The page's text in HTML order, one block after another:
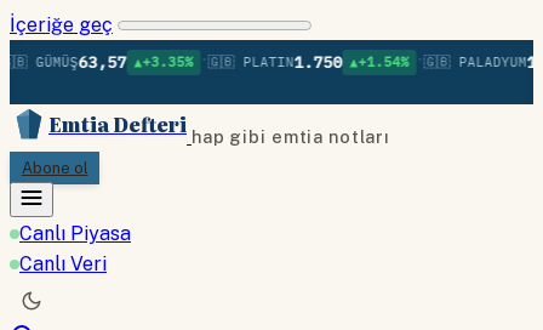
İçeriğe geç
GÜMÜŞ63,57 ▲+3.35% •🇬🇧 PLATIN1.750 ▲+1.54% •🇬🇧 PALADYUM
Emtia Defteri hap gibi emtia notları
Abone ol
Canlı Piyasa
Canlı Veri